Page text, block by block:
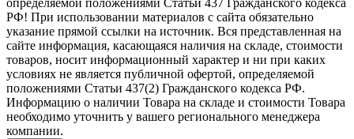
определяемой положениями Статьи 437 Гражданского кодекса
РФ! При использовании материалов с сайта обязательно
указание прямой ссылки на источник. Вся представленная на
сайте информация, касающаяся наличия на складе, стоимости
товаров, носит информационный характер и ни при каких
условиях не является публичной офертой, определяемой
положениями Статьи 437(2) Гражданского кодекса РФ.
Информацию о наличии Товара на складе и стоимости Товара
необходимо уточнить у вашего регионального менеджера
компании.